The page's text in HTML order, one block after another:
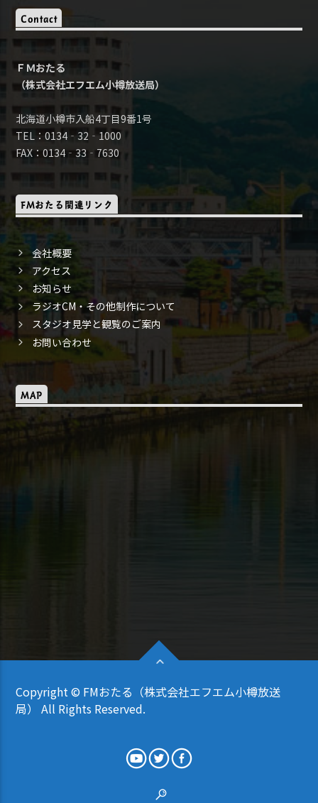
Contact
ＦＭおたる
（株式会社エフエム小樽放送局）
北海道小樽市入船4丁目9番1号
TEL：0134‐32‐1000
FAX：0134‐33‐7630
FMおたる関連リンク
会社概要
アクセス
お知らせ
ラジオCM・その他制作について
スタジオ見学と観覧のご案内
お問い合わせ
MAP
Copyright © FMおたる（株式会社エフエム小樽放送
局） All Rights Reserved.